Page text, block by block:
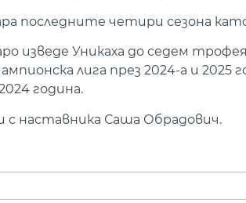
последните четири сезона
изведе Уникаха до седем
лига през 2024-а и 2025
година.
с наставника Саша Обрадович.